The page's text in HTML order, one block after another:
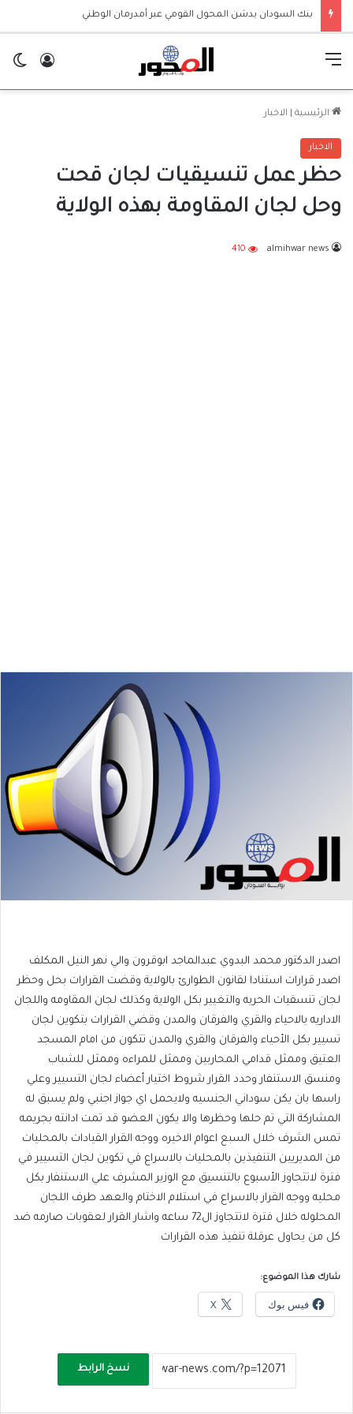
بنك السودان يدشن المحول القومي عبر أمدرمان الوطني
الرئيسية الاخبار
الاخبار
حظر عمل تنسيقيات لجان قحت
وحل لجان المقاومة بهذه الولاية
almihwar news
410
اصدر الدكتور محمد البدوي عبدالماجد ابوقرون والي نهر النيل المكلف
اصدر قرارات استنادا لقانون الطوارئ بالولاية وقضت القرارات بحل وحظر
لجان تنسقيات الحريه والتغيير بكل الولاية وكذلك لجان المقاومه واللجان
الاداريه بالاحياء والقري والفرقان والمدن وقضي القرارات بتكوين لجان
تسيير بكل الأحياء والفرقان والقري والمدن تتكون من امام المسجد
العتيق وممثل قدامي المحاربين وممثل للمراءه وممثل للشباب
ومنسق الاستنفار وحدد القرار شروط اختيار أعضاء لجان التسيير وعلي
راسها بان يكن سوداني الجنسيه ولايحمل اي جواز اجنبي ولم يسبق له
المشاركة التي تم حلها وحظرها والا يكون العضو قد تمت ادانته بجريمه
تمس الشرف خلال السبع اعوام الاخيره ووجه القرار القيادات بالمحليات
من المديريين التنفيذين بالمحليات بالاسراع في تكوين لجان التسيير في
فترة لاتتجاوز الأسبوع بالتنسيق مع الوزير المشرف علي الاستنفار بكل
محليه ووجه القرار بالاسراع في استلام الاختام والعهد طرف اللجان
المحلوله خلال فترة لاتتجاوز ال72 ساعه واشار القرار لعقوبات صارمه ضد
كل من يحاول عرقلة تنفيذ هذه القرارات
شارك هذا الموضوع:
فيس بوك X
نسخ الرابط